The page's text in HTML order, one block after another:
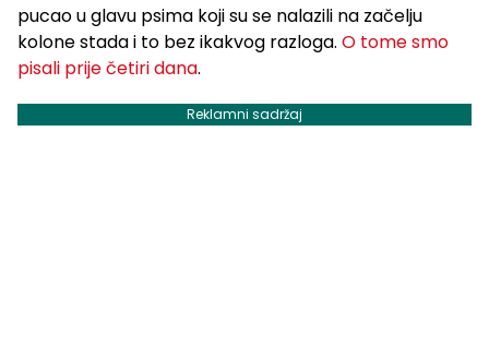
pucao u glavu psima koji su se nalazili na začelju
kolone stada i to bez ikakvog razloga. O tome smo
pisali prije četiri dana.
Reklamni sadržaj